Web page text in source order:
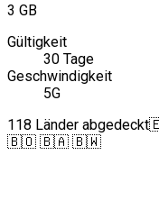
3 GB
Gültigkeit
30 Tage
Geschwindigkeit
5G
118 Länder abgedeckt
🇧🇴 🇧🇦 🇧🇼